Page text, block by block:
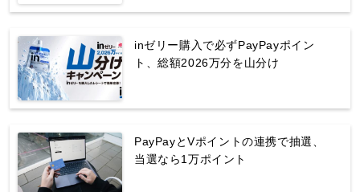
inゼリー購入で必ずPayPayポイン
ト、総額2026万分を山分け
PayPayとVポイントの連携で抽選、
当選なら1万ポイント